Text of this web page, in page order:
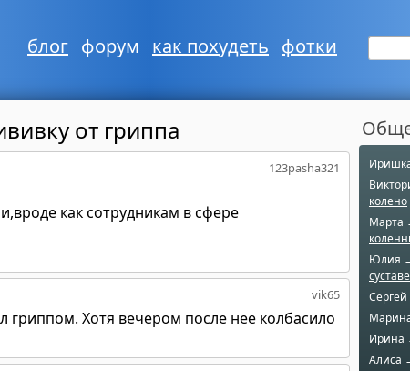
блог форум как похудеть фотки
от гриппа
123pasha321
как сотрудникам в сфере
vik65
гриппом. Хотя вечером после нее колбасило
колено
Марта
Юлия
суставе
Ирина
Алиса